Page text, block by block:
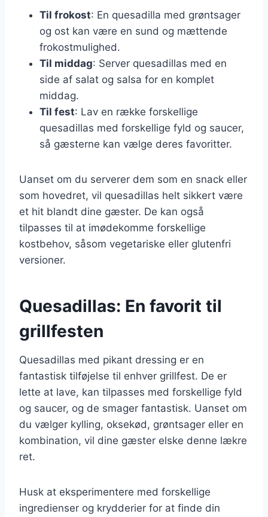
Til frokost: En quesadilla med grøntsager
og ost kan være en sund og mættende
frokostmulighed.
Til middag: Server quesadillas med en
side af salat og salsa for en komplet
middag.
Til fest: Lav en række forskellige
quesadillas med forskellige fyld og saucer,
så gæsterne kan vælge deres favoritter.
Uanset om du serverer dem som en snack eller
som hovedret, vil quesadillas helt sikkert være
et hit blandt dine gæster. De kan også
tilpasses til at imødekomme forskellige
kostbehov, såsom vegetariske eller glutenfri
versioner.
Quesadillas: En favorit til
grillfesten
Quesadillas med pikant dressing er en
fantastisk tilføjelse til enhver grillfest. De er
lette at lave, kan tilpasses med forskellige fyld
og saucer, og de smager fantastisk. Uanset om
du vælger kylling, oksekød, grøntsager eller en
kombination, vil dine gæster elske denne lækre
ret.
Husk at eksperimentere med forskellige
ingredienser og krydderier for at finde din